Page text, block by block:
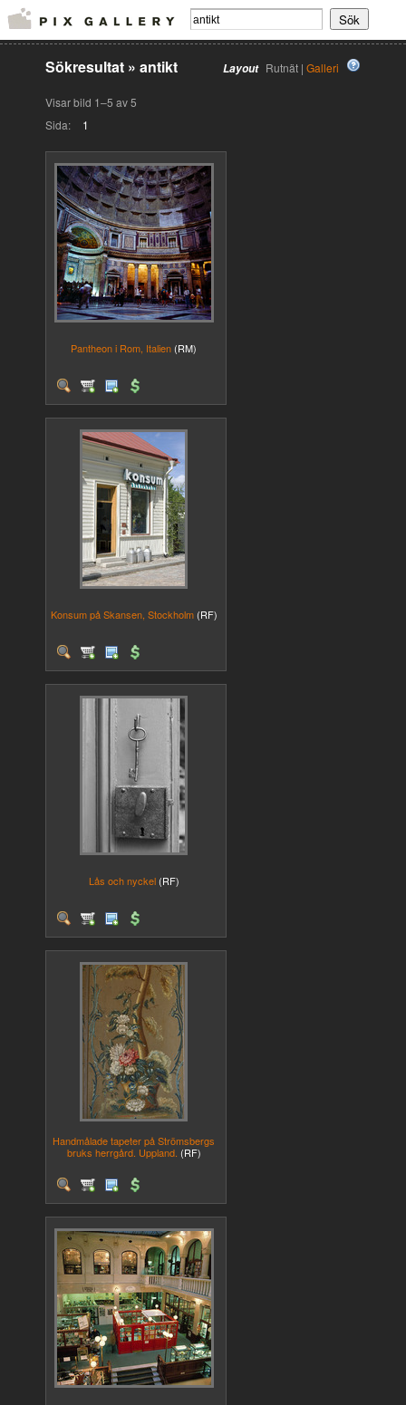
Layout Rutnät | Galleri
Sökresultat » antikt
Visar bild 1–5 av 5
Sida:
1
Pantheon i Rom, Italien (RM)
Konsum på Skansen, Stockholm (RF)
Lås och nyckel (RF)
Handmålade tapeter på Strömsbergs
bruks herrgård. Uppland. (RF)